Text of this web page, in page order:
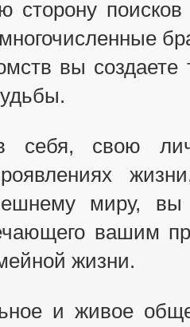
сторону
вы
себя, свою
миру,
вашим
жизни.
и живое